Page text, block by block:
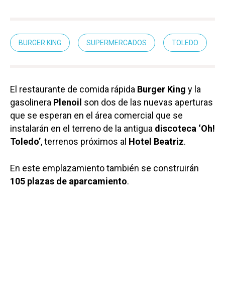
BURGER KING SUPERMERCADOS TOLEDO
El restaurante de comida rápida Burger King y la
gasolinera Plenoil son dos de las nuevas aperturas
que se esperan en el área comercial que se
instalarán en el terreno de la antigua discoteca ‘Oh!
Toledo’, terrenos próximos al Hotel Beatriz.
En este emplazamiento también se construirán
105 plazas de aparcamiento.